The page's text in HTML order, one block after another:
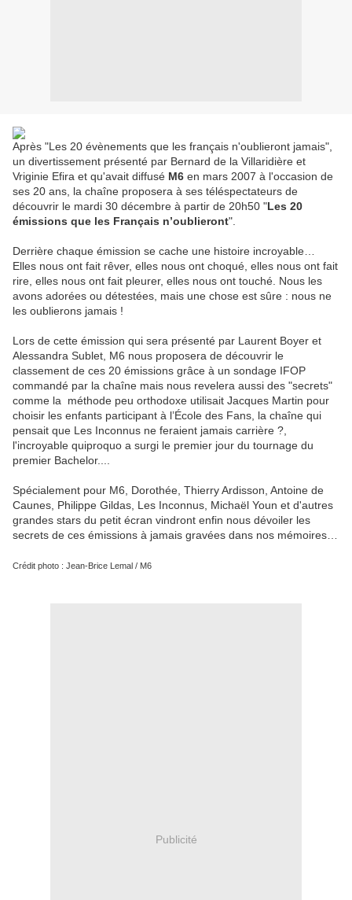
Après "Les 20 évènements que les français n'oublieront jamais",
un divertissement présenté par Bernard de la Villaridière et
Vriginie Efira et qu'avait diffusé M6 en mars 2007 à l'occasion de
ses 20 ans, la chaîne proposera à ses téléspectateurs de
découvrir le mardi 30 décembre à partir de 20h50 "Les 20
émissions que les Français n’oublieront".
Derrière chaque émission se cache une histoire incroyable…
Elles nous ont fait rêver, elles nous ont choqué, elles nous ont fait
rire, elles nous ont fait pleurer, elles nous ont touché. Nous les
avons adorées ou détestées, mais une chose est sûre : nous ne
les oublierons jamais !
Lors de cette émission qui sera présenté par Laurent Boyer et
Alessandra Sublet, M6 nous proposera de découvrir le
classement de ces 20 émissions grâce à un sondage IFOP
commandé par la chaîne mais nous revelera aussi des "secrets"
comme la méthode peu orthodoxe utilisait Jacques Martin pour
choisir les enfants participant à l’École des Fans, la chaîne qui
pensait que Les Inconnus ne feraient jamais carrière ?,
l'incroyable quiproquo a surgi le premier jour du tournage du
premier Bachelor....
Spécialement pour M6, Dorothée, Thierry Ardisson, Antoine de
Caunes, Philippe Gildas, Les Inconnus, Michaël Youn et d'autres
grandes stars du petit écran vindront enfin nous dévoiler les
secrets de ces émissions à jamais gravées dans nos mémoires…
Crédit photo : Jean-Brice Lemal / M6
Publicité